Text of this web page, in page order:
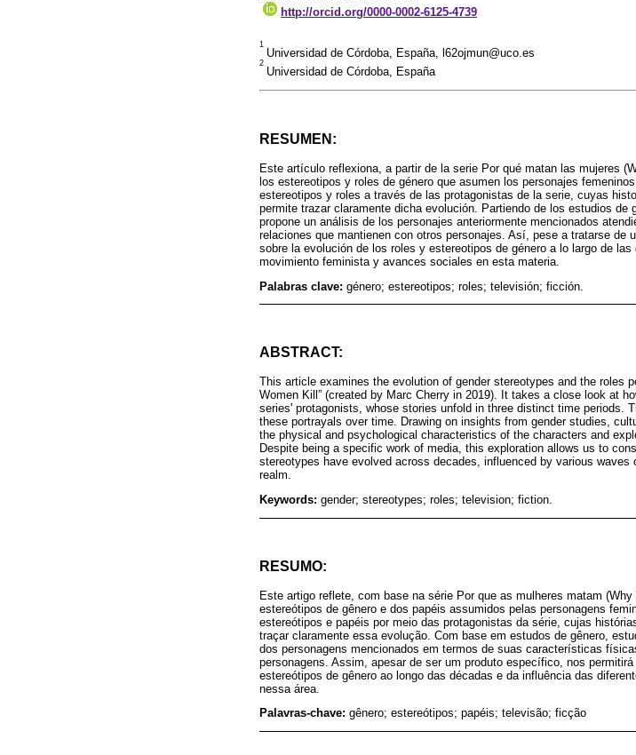
http://orcid.org/0000-0002-6125-4739
1
Universidad de Córdoba, España, l62ojmun@uco.es
2
Universidad de Córdoba, España
RESUMEN:
Este artículo reflexiona, a partir de la serie Por qué matan las mujeres
los estereotipos y roles de género que asumen los personajes
estereotipos y roles a través de las protagonistas de la serie, cuyas
permite trazar claramente dicha evolución. Partiendo de los estudios
propone un análisis de los personajes anteriormente mencionados
relaciones que mantienen con otros personajes. Así, pese a tratarse de
sobre la evolución de los roles y estereotipos de género a lo largo de
movimiento feminista y avances sociales en esta materia.
Palabras clave: género; estereotipos; roles; televisión; ficción.
ABSTRACT:
This article examines the evolution of gender stereotypes and the roles
Women Kill” (created by Marc Cherry in 2019). It takes a close look at
series' protagonists, whose stories unfold in three distinct time periods.
these portrayals over time. Drawing on insights from gender studies,
the physical and psychological characteristics of the characters and
Despite being a specific work of media, this exploration allows us to
stereotypes have evolved across decades, influenced by various
realm.
Keywords: gender; stereotypes; roles; television; fiction.
RESUMO:
Este artigo reflete, com base na série Por que as mulheres matam
estereótipos de gênero e dos papéis assumidos pelas personagens
estereótipos e papéis por meio das protagonistas da série, cujas
traçar claramente essa evolução. Com base em estudos de gênero,
dos personagens mencionados em termos de suas características
personagens. Assim, apesar de ser um produto específico, nos
estereótipos de gênero ao longo das décadas e da influência das
nessa área.
Palavras-chave: gênero; estereótipos; papéis; televisão; ficção